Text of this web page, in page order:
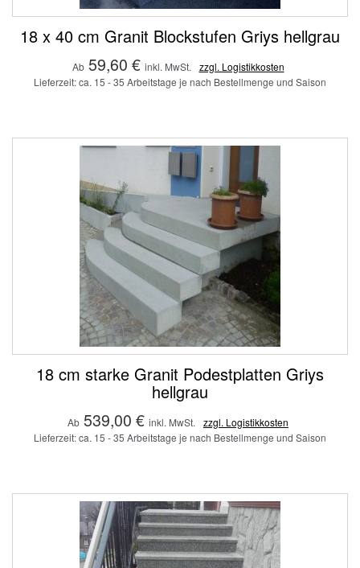
18 x 40 cm Granit Blockstufen Griys hellgrau
Ab 59,60 € inkl. MwSt.
zzgl. Logistikkosten
Lieferzeit: ca. 15 - 35 Arbeitstage je nach Bestellmenge und Saison
18 cm starke Granit Podestplatten Griys
hellgrau
Ab 539,00 € inkl. MwSt.
zzgl. Logistikkosten
Lieferzeit: ca. 15 - 35 Arbeitstage je nach Bestellmenge und Saison